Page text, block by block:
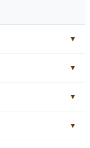
▼
▼
▼
▼